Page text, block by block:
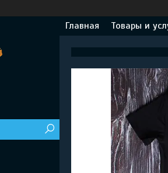
Главная Товары и